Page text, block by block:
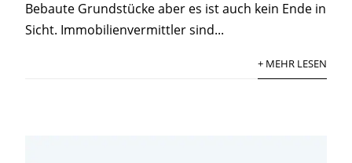
Bebaute Grundstücke aber es ist auch kein Ende in
Sicht. Immobilienvermittler sind...
+ MEHR LESEN